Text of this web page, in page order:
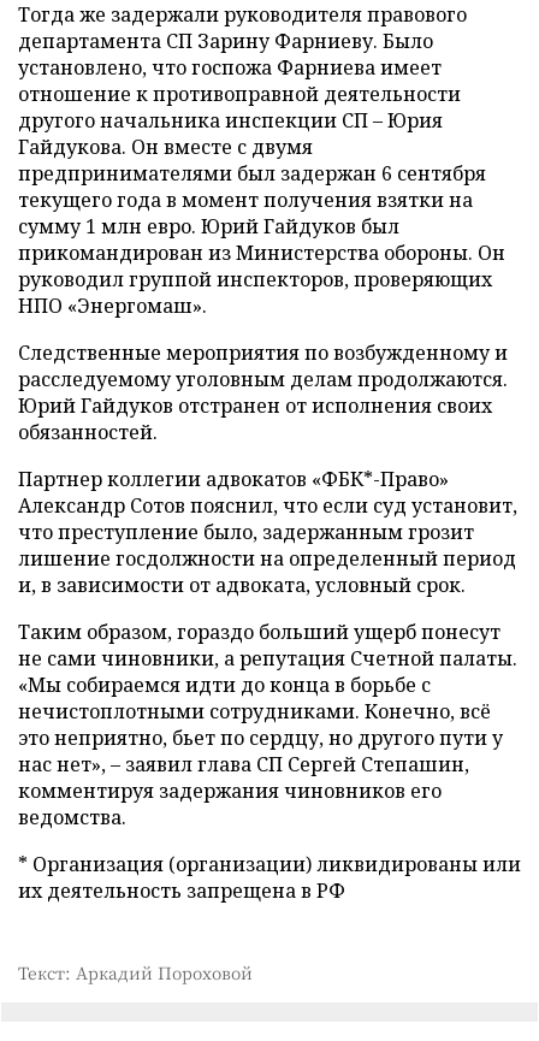
Тогда же задержали руководителя правового
департамента СП Зарину Фарниеву. Было
установлено, что госпожа Фарниева имеет
отношение к противоправной деятельности
другого начальника инспекции СП – Юрия
Гайдукова. Он вместе с двумя
предпринимателями был задержан 6 сентября
текущего года в момент получения взятки на
сумму 1 млн евро. Юрий Гайдуков был
прикомандирован из Министерства обороны. Он
руководил группой инспекторов, проверяющих
НПО «Энергомаш».
Следственные мероприятия по возбужденному и
расследуемому уголовным делам продолжаются.
Юрий Гайдуков отстранен от исполнения своих
обязанностей.
Партнер коллегии адвокатов «ФБК*-Право»
Александр Сотов пояснил, что если суд установит,
что преступление было, задержанным грозит
лишение госдолжности на определенный период
и, в зависимости от адвоката, условный срок.
Таким образом, гораздо больший ущерб понесут
не сами чиновники, а репутация Счетной палаты.
«Мы собираемся идти до конца в борьбе с
нечистоплотными сотрудниками. Конечно, всё
это неприятно, бьет по сердцу, но другого пути у
нас нет», – заявил глава СП Сергей Степашин,
комментируя задержания чиновников его
ведомства.
* Организация (организации) ликвидированы или
их деятельность запрещена в РФ
Текст: Аркадий Пороховой